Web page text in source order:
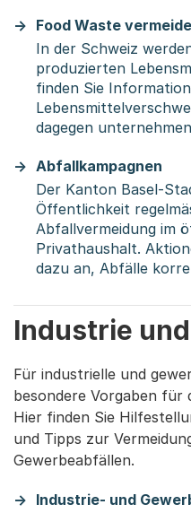
Food Waste
In der Schweiz
produzierten
finden Sie
dagegen
Abfallkampagnen
Der Kanton Basel-
Öffentlichkeit
Abfallvermeidung im
Privathaushalt.
dazu an, Abfälle
Industrie
Für industrielle und
besondere Vorgaben für
Hier finden Sie
und Tipps zur
Gewerbeabfällen.
Industrie- und